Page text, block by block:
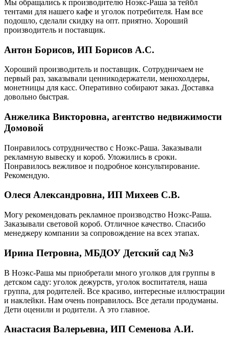
Мы обращались к производителю Ноэкс-Раша за тейбл
тентами для нашего кафе и уголок потребителя. Нам все
подошло, сделали скидку на опт. приятно. Хороший
производитель и поставщик.
Антон Борисов, ИП Борисов А.С.
Хороший производитель и поставщик. Сотрудничаем не
первый раз, заказывали ценникодержатели, менюхолдеры,
монетницы для касс. Оперативно собирают заказ. Доставка
довольно быстрая.
Анжелика Викторовна, агентство недвижимости
Домовой
Понравилось сотрудничество с Ноэкс-Раша. Заказывали
рекламную вывеску и короб. Уложились в сроки.
Понравилось вежливое и подробное консультирование.
Рекомендую.
Олеся Александровна, ИП Михеев С.В.
Могу рекомендовать рекламное производство Ноэкс-Раша.
Заказывали световой короб. Отличное качество. Спасибо
менеджеру компании за сопровождение на всех этапах.
Ирина Петровна, МБДОУ Детский сад №3
В Ноэкс-Раша мы приобретали много уголков для группы в
детском саду: уголок дежурств, уголок воспитателя, наша
группа, для родителей. Все красиво, интересные иллюстрации
и наклейки. Нам очень понравилось. Все детали продуманы.
Дети оценили и родители. А это главное.
Анастасия Валерьевна, ИП Семенова А.И.